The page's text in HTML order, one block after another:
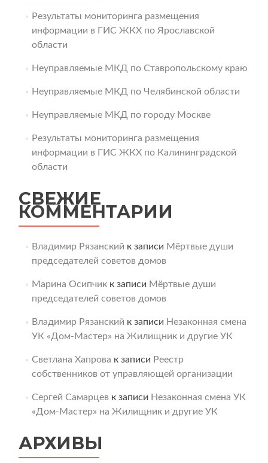
Результаты мониторинга размещения
информации в ГИС ЖКХ по Ярославской
области
Неуправляемые МКД по Ставропольскому краю
Неуправляемые МКД по Челябинской области
Неуправляемые МКД по городу Москве
Результаты мониторинга размещения
информации в ГИС ЖКХ по Калининградской
области
СВЕЖИЕ
КОММЕНТАРИИ
Владимир Рязанский к записи Мёртвые души
председателей советов домов
Марина Осипчикк записи Мёртвые души
председателей советов домов
Владимир Рязанский к записи Незаконная смена
УК «Дом-Мастер» на Жилищник и другие УК
Светлана Хапрова к записи Реестр
собственников от управляющей организации
Сергей Самарцевк записи Незаконная смена УК
«Дом-Мастер» на Жилищник и другие УК
АРХИВЫ